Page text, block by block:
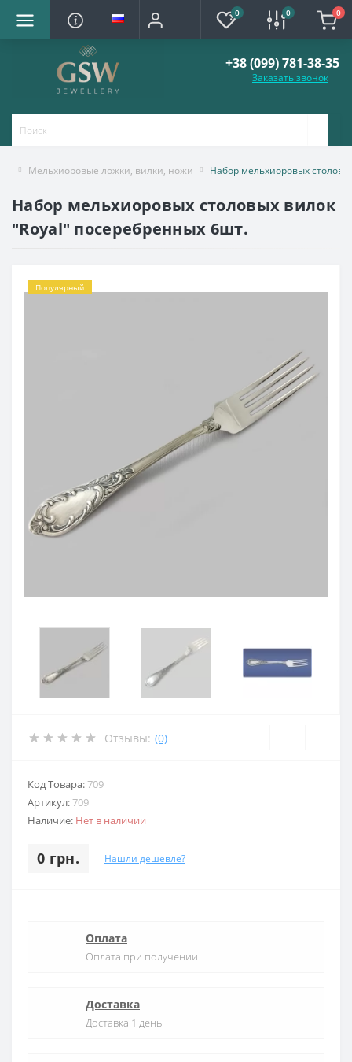
0 0 0
+38 (099) 781-38-35
Заказать звонок
Мельхиоровые ложки, вилки, ножи Набор мельхиоровых
Набор мельхиоровых столовых вилок
"Royal" посеребренных 6шт.
Популярный
Отзывы: (0)
Код Товара:709
Артикул:709
Наличие: Нет в наличии
0 грн. Нашли дешевле?
Оплата
Оплата при получении
Доставка
Доставка 1 день